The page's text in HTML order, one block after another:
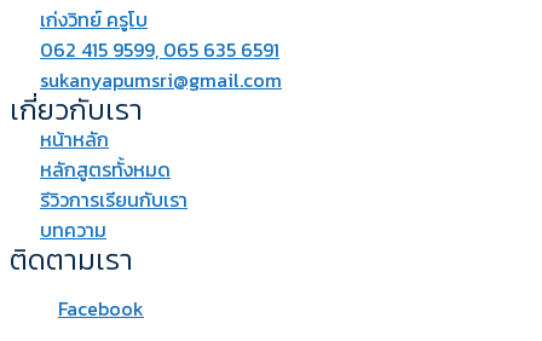
เก่งวิทย์ ครูโบ
062 415 9599, 065 635 6591
sukanyapumsri@gmail.com
เกี่ยวกับเรา
หน้าหลัก
หลักสูตรทั้งหมด
รีวิวการเรียนกับเรา
บทความ
ติดตามเรา
Facebook